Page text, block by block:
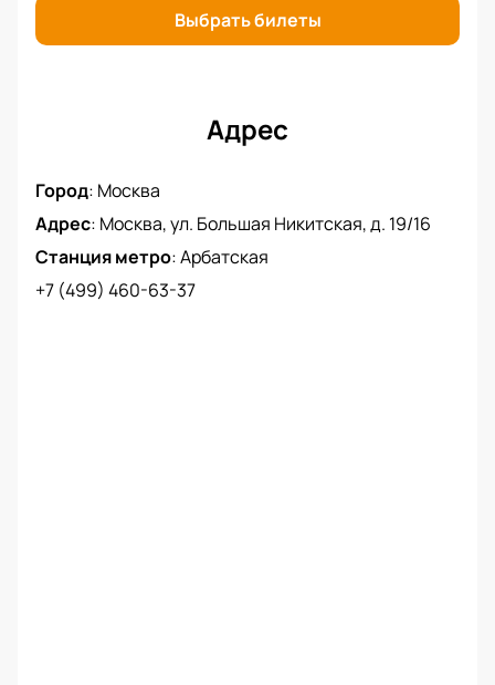
Выбрать билеты
Адрес
Город: Москва
Адрес: Москва, ул. Большая Никитская, д. 19/16
Станция метро:Арбатская
+7 (499) 460-63-37